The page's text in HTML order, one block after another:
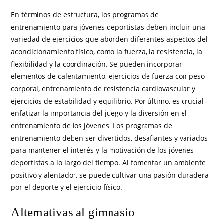
En términos de estructura, los programas de
entrenamiento para jóvenes deportistas deben incluir una
variedad de ejercicios que aborden diferentes aspectos del
acondicionamiento físico, como la fuerza, la resistencia, la
flexibilidad y la coordinación. Se pueden incorporar
elementos de calentamiento, ejercicios de fuerza con peso
corporal, entrenamiento de resistencia cardiovascular y
ejercicios de estabilidad y equilibrio. Por último, es crucial
enfatizar la importancia del juego y la diversión en el
entrenamiento de los jóvenes. Los programas de
entrenamiento deben ser divertidos, desafiantes y variados
para mantener el interés y la motivación de los jóvenes
deportistas a lo largo del tiempo. Al fomentar un ambiente
positivo y alentador, se puede cultivar una pasión duradera
por el deporte y el ejercicio físico.
Alternativas al gimnasio